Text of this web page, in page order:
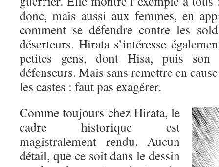
donc, mais aussi aux femmes, en
comment se défendre contre les
déserteurs. Hirata s’intéresse
petites gens, dont Hisa, puis son
défenseurs. Mais sans remettre en
les castes : faut pas exagérer.
Comme toujours chez Hirata, le
cadre historique est
magistralement rendu. Aucun
détail, que ce soit dans le dessin